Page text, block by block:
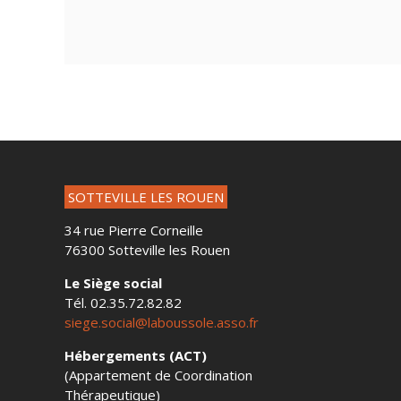
SOTTEVILLE LES ROUEN
34 rue Pierre Corneille
76300 Sotteville les Rouen
Le Siège social
Tél. 02.35.72.82.82
siege.social@laboussole.asso.fr
Hébergements (ACT)
(Appartement de Coordination
Thérapeutique)